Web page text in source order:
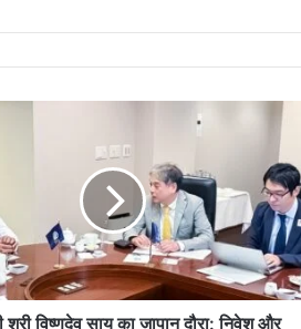
श्री विष्णुदेव साय का जापान दौरा: निवेश और